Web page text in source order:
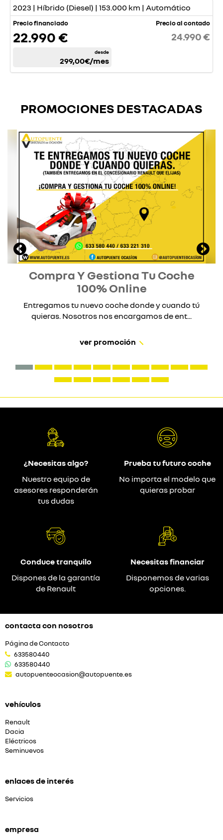
2023 | Híbrido (Diesel) | 153.000 km | Automático
Precio financiado
22.990 €
desde
299,00€/mes
Precio al contado
24.990 €
PROMOCIONES DESTACADAS
Compra Y Gestiona Tu Coche
100% Online
Entregamos tu nuevo coche donde y cuando tú
quieras. Nosotros nos encargamos de ent...
ver promoción
¿Necesitas algo?
Nuestro equipo de
asesores responderán
tus dudas
Prueba tu futuro coche
No importa el modelo que
quieras probar
Conduce tranquilo
Dispones de la garantía
de Renault
Necesitas financiar
Disponemos de varias
opciones.
contacta con nosotros
Página de Contacto
633580440
633580440
autopuenteocasion@autopuente.es
vehículos
Renault
Dacia
Eléctricos
Seminuevos
enlaces de interés
Servicios
empresa